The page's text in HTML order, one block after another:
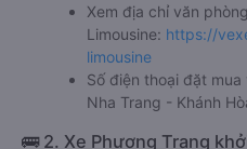
Xem địa chỉ văn
Limousine: https://
limousine
Số điện thoại đặt mua
Nha Trang - Khánh
🚌 2. Xe Phương Trang